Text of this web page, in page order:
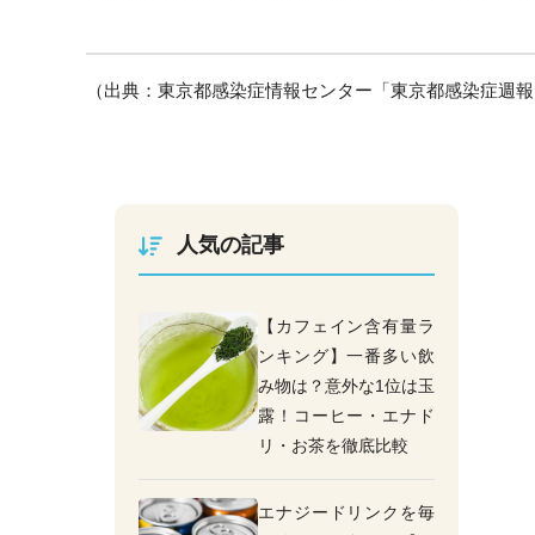
（出典：東京都感染症情報センター「東京都感染症週報
人気の記事
【カフェイン含有量ラ
ンキング】一番多い飲
み物は？意外な1位は玉
露！コーヒー・エナド
リ・お茶を徹底比較
エナジードリンクを毎